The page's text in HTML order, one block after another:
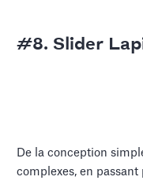
#8. Slider
De la conception
complexes, en